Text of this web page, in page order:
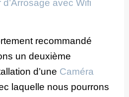
avec Wifi
recommandé
un deuxième
d’une Caméra
laquelle nous pourrons